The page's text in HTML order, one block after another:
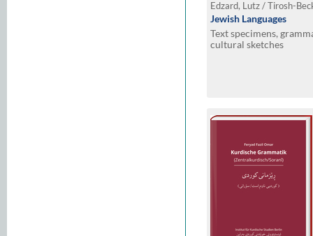
Edzard, Lutz / Tirosh-
Jewish Languages
Text specimens,
cultural sketches